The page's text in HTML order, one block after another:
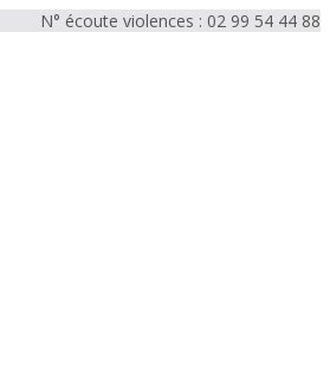
N° écoute violences : 02 99 54 44 88